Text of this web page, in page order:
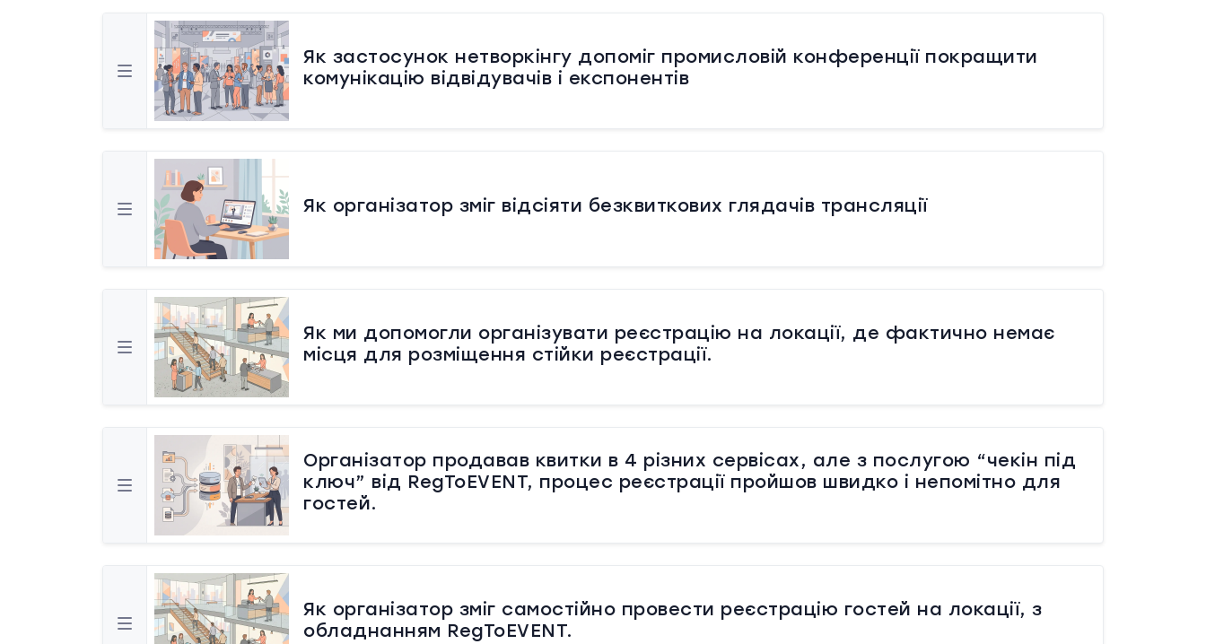
Як застосунок нетворкінгу допоміг промисловій конференції покращити
комунікацію відвідувачів і експонентів
Як організатор зміг відсіяти безквиткових глядачів трансляції
Як ми допомогли організувати реєстрацію на локації, де фактично немає
місця для розміщення стійки реєстрації.
Організатор продавав квитки в 4 різних сервісах, але з послугою “чекін під
ключ” від RegToEVENT, процес реєстрації пройшов швидко і непомітно для
гостей.
Як організатор зміг самостійно провести реєстрацію гостей на локації, з
обладнанням RegToEVENT.